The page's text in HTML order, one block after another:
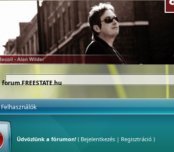
forum.FREESTATE.hu
Felhasználók
Üdvözlünk a fórumon!( Bejelentkezés| Regisztráció )